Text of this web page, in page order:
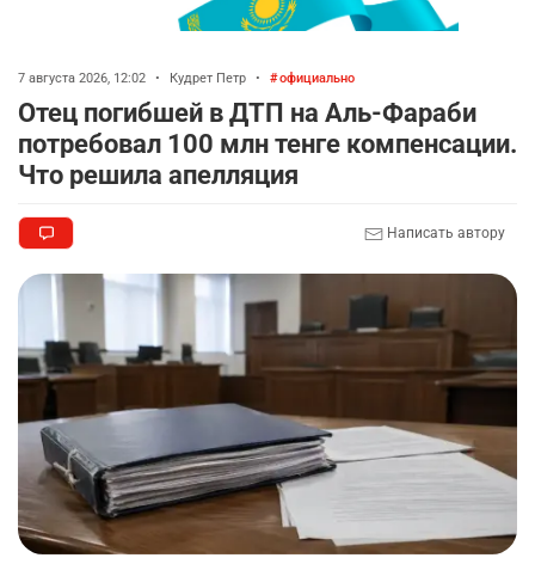
7 августа 2026, 12:02 • Кудрет Петр • официально
Отец погибшей в ДТП на Аль-Фараби
потребовал 100 млн тенге компенсации.
Что решила апелляция
Написать автору